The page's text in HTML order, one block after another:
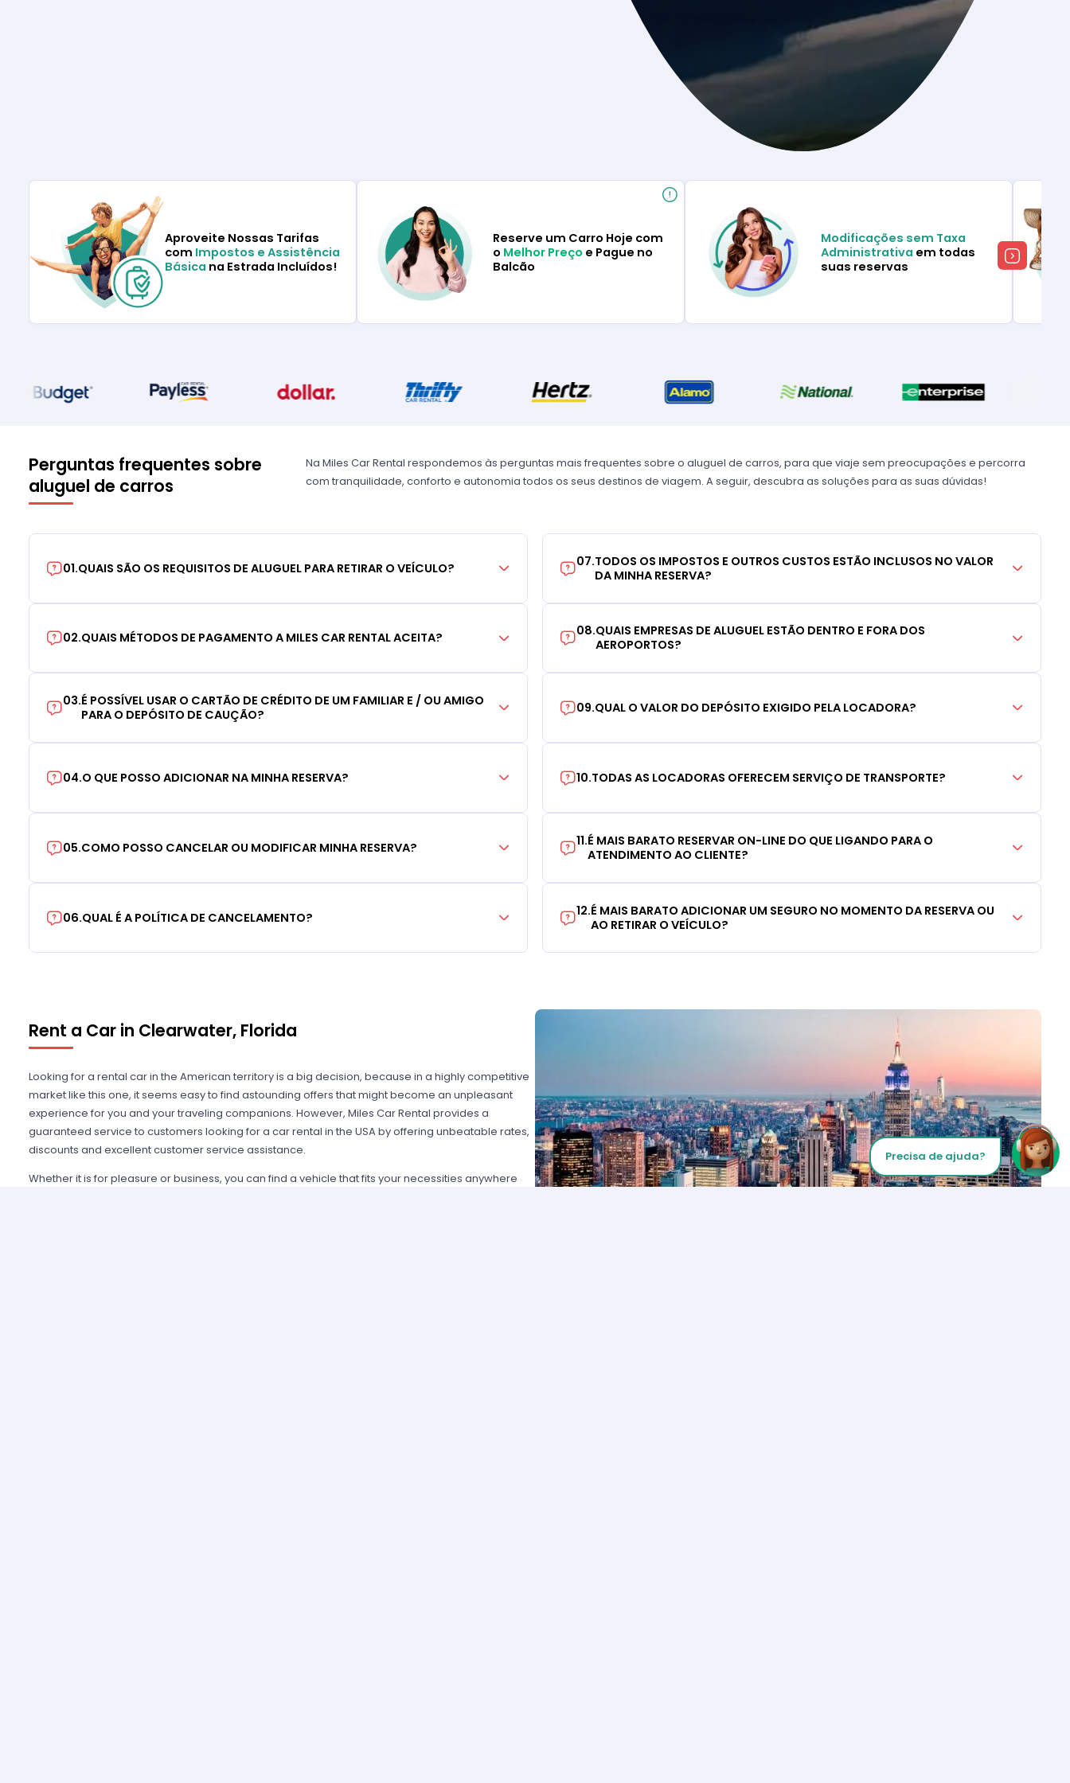
Aproveite Nossas Tarifas
com Impostos e Assistência
Básica na Estrada Incluídos!
Reserve um Carro Hoje com
o Melhor Preço e Pague no
Balcão
Modificações sem Taxa
Administrativa em todas
suas reservas
Perguntas frequentes sobre
aluguel de carros
Na Miles Car Rental respondemos às perguntas mais frequentes sobre o aluguel de carros, para que viaje sem preocupações e percorra
com tranquilidade, conforto e autonomia todos os seus destinos de viagem. A seguir, descubra as soluções para as suas dúvidas!
01.QUAIS SÃO OS REQUISITOS DE ALUGUEL PARA RETIRAR O VEÍCULO?
02.QUAIS MÉTODOS DE PAGAMENTO A MILES CAR RENTAL ACEITA?
03.É POSSÍVEL USAR O CARTÃO DE CRÉDITO DE UM FAMILIAR E / OU AMIGO
PARA O DEPÓSITO DE CAUÇÃO?
04.O QUE POSSO ADICIONAR NA MINHA RESERVA?
05.COMO POSSO CANCELAR OU MODIFICAR MINHA RESERVA?
06.QUAL É A POLÍTICA DE CANCELAMENTO?
07.TODOS OS IMPOSTOS E OUTROS CUSTOS ESTÃO INCLUSOS NO VALOR
DA MINHA RESERVA?
08.QUAIS EMPRESAS DE ALUGUEL ESTÃO DENTRO E FORA DOS
AEROPORTOS?
09.QUAL O VALOR DO DEPÓSITO EXIGIDO PELA LOCADORA?
10.TODAS AS LOCADORAS OFERECEM SERVIÇO DE TRANSPORTE?
11.É MAIS BARATO RESERVAR ON-LINE DO QUE LIGANDO PARA O
ATENDIMENTO AO CLIENTE?
12.É MAIS BARATO ADICIONAR UM SEGURO NO MOMENTO DA RESERVA OU
AO RETIRAR O VEÍCULO?
Rent a Car in Clearwater, Florida
Looking for a rental car in the American territory is a big decision, because in a highly competitive
market like this one, it seems easy to find astounding offers that might become an unpleasant
experience for you and your traveling companions. However, Miles Car Rental provides a
guaranteed service to customers looking for a car rental in the USA by offering unbeatable rates,
discounts and excellent customer service assistance.
Whether it is for pleasure or business, you can find a vehicle that fits your necessities anywhere
Precisa de ajuda?